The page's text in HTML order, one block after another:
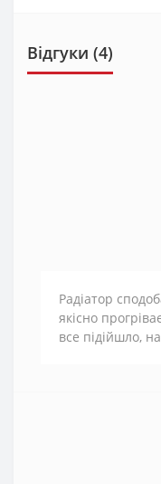
Відгуки (4)
Радіатор
якісно
все підійшло,